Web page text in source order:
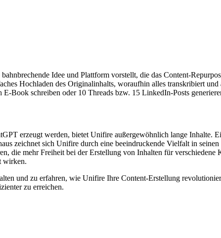
Idee und Plattform vorstellt, die das Content-
Hochladen des Originalinhalts, woraufhin alles transkribiert
Book schreiben oder 10 Threads bzw. 15 LinkedIn-Posts
erzeugt werden, bietet Unifire außergewöhnlich lange Inhalte.
zeichnet sich Unifire durch eine beeindruckende Vielfalt in seinen
die mehr Freiheit bei der Erstellung von Inhalten für verschiedene
wirken.
und zu erfahren, wie Unifire Ihre Content-Erstellung
zu erreichen.